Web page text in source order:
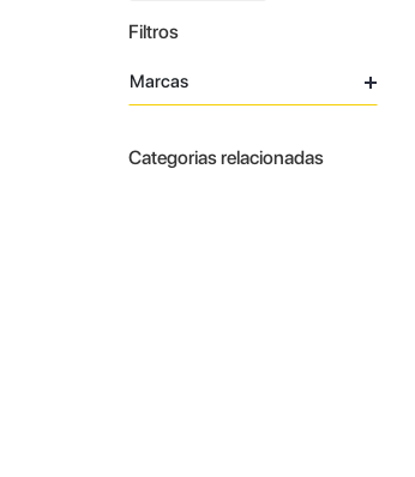
Filtros
Marcas
Categorias relacionadas